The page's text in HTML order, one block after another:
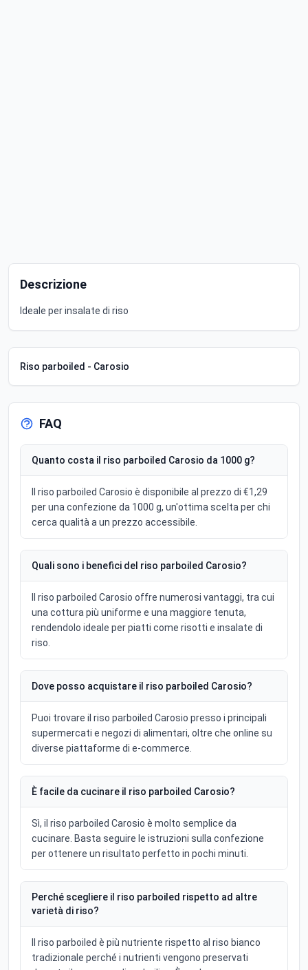
Descrizione
Ideale per insalate di riso
Riso parboiled - Carosio
FAQ
Quanto costa il riso parboiled Carosio da 1000 g?
Il riso parboiled Carosio è disponibile al prezzo di €1,29
per una confezione da 1000 g, un'ottima scelta per chi
cerca qualità a un prezzo accessibile.
Quali sono i benefici del riso parboiled Carosio?
Il riso parboiled Carosio offre numerosi vantaggi, tra cui
una cottura più uniforme e una maggiore tenuta,
rendendolo ideale per piatti come risotti e insalate di
riso.
Dove posso acquistare il riso parboiled Carosio?
Puoi trovare il riso parboiled Carosio presso i principali
supermercati e negozi di alimentari, oltre che online su
diverse piattaforme di e-commerce.
È facile da cucinare il riso parboiled Carosio?
Sì, il riso parboiled Carosio è molto semplice da
cucinare. Basta seguire le istruzioni sulla confezione
per ottenere un risultato perfetto in pochi minuti.
Perché scegliere il riso parboiled rispetto ad altre
varietà di riso?
Il riso parboiled è più nutriente rispetto al riso bianco
tradizionale perché i nutrienti vengono preservati